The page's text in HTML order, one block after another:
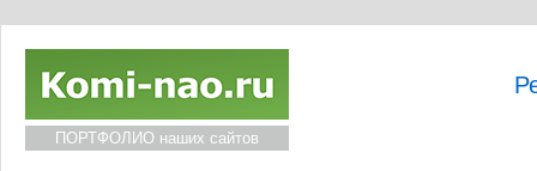
ПОРТФОЛИО наших сайтов